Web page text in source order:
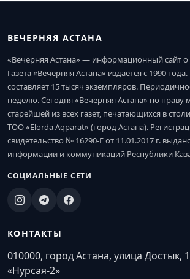
ВЕЧЕРНЯЯ АСТАНА
«Вечерняя Астана» — информационный сайт
Газета «Вечерняя Астана» издается с 1990
составляет 15 тысяч экземпляров.
неделю. Сегодня «Вечерняя Астана» по праву
старейшей из всех газет, печатающихся в
ТОО «Elorda Aqparat» (город Астана).
свидетельство № 16290-Г от 11.01.2017 г.
информации и коммуникаций Республики
СОЦИАЛЬНЫЕ СЕТИ
КОНТАКТЫ
010000, город Астана, улица Достык,
«Нурсая-2»